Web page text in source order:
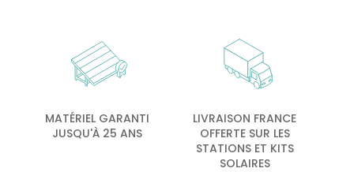
MATÉRIEL GARANTI
JUSQU'À 25 ANS
LIVRAISON FRANCE
OFFERTE SUR LES
STATIONS ET KITS
SOLAIRES